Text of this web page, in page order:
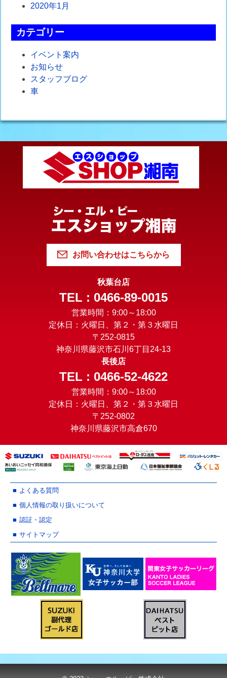
2020年1月
カテゴリー
イベント案内
お知らせ
スタッフブログ
車
お問い合わせはこちらから
秋葉台店
TEL : 0466-89-0015
営業時間：9:00～18:00
定休日：火曜日、第２・第３水曜日
〒252-0815
神奈川県藤沢市石川6丁目24-13
長後店
TEL : 0466-52-4622
営業時間：9:00～18:00
定休日：火曜日、第２・第３水曜日
〒252-0802
神奈川県藤沢市高倉670
よくある質問
個人情報の取り扱いについて
認証・認定
サイトマップ